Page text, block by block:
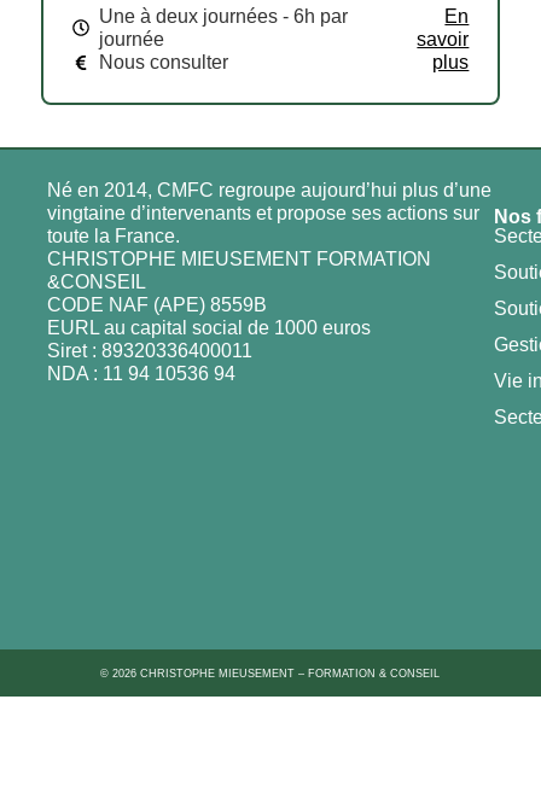
Une à deux journées - 6h par
journée
Nous consulter
En
savoir
plus
Né en 2014, CMFC regroupe aujourd’hui plus d’une
vingtaine d’intervenants et propose ses actions sur
toute la France.
CHRISTOPHE MIEUSEMENT FORMATION
&CONSEIL
CODE NAF (APE) 8559B
EURL au capital social de 1000 euros
Siret : 89320336400011
NDA : 11 94 10536 94
Nos
Vie
© 2026 CHRISTOPHE MIEUSEMENT – FORMATION & CONSEIL